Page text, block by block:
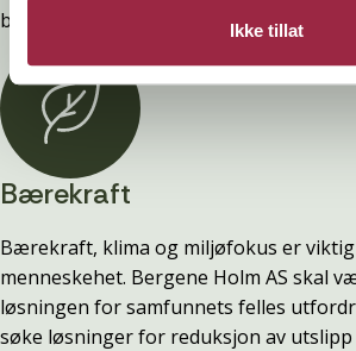
Ikke tillat
byggevarebutikk.
Bærekraft
Bærekraft, klima og miljøfokus er
menneskehet. Bergene Holm AS skal
løsningen for samfunnets felles
søke løsninger for reduksjon av